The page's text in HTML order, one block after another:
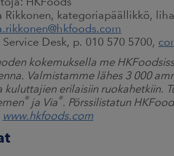
Rikkonen, kategoriapäällikkö,
Desk, p. 010 570 5700,
kokemuksella me
Valmistamme lähes 3 000
kuluttajien erilaisiin ruokahetkiin.
®ja Via®. Pörssilistatun
www.hkfoods.com